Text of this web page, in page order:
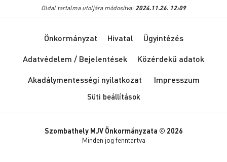
Oldal tartalma utoljára módosítva: 2024.11.26. 12:09
Önkormányzat Hivatal
Ügyintézés
Adatvédelem / Bejelentések
Közérdekű adatok
Akadálymentességi nyilatkozat
Impresszum
Süti beállítások
Szombathely MJV Önkormányzata © 2026
Minden jog fenntartva